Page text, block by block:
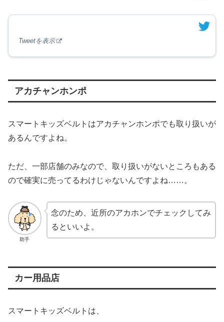
Tweetを表示
アカチャンホンポ
スマートキッズベルトはアカチャンホンポでも取り扱いが
あるんですよね。
ただ、一部店舗のみなので、取り扱いがないところもある
ので確実に売ってるわけじゃないんですよね……。
助手
念のため、近所のアカホンでチェックしてみ
るといいよ。
カー用品店
スマートキッズベルトは、